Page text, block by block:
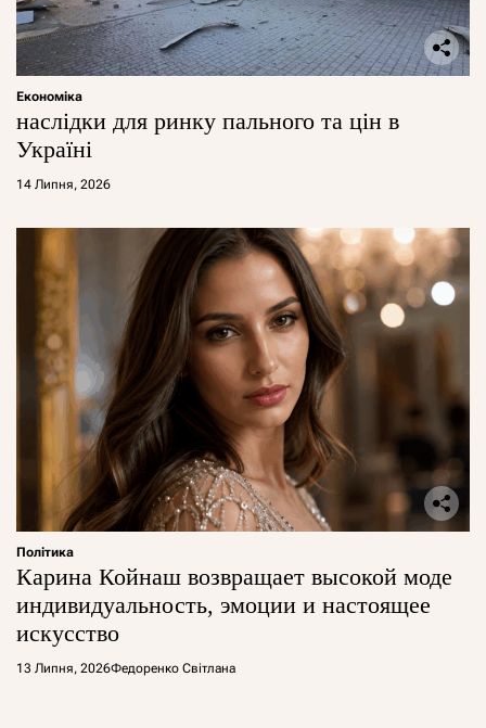
Економіка
наслідки для ринку пального та цін в
Україні
14 Липня, 2026
Політика
Карина Койнаш возвращает высокой моде
индивидуальность, эмоции и настоящее
искусство
13 Липня, 2026Федоренко Світлана